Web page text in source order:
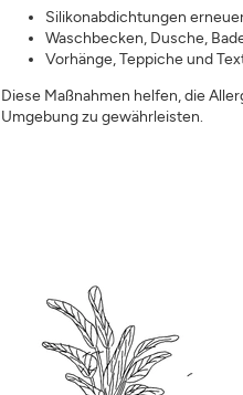
Silikonabdichtungen
Waschbecken, Dusche,
Vorhänge, Teppiche und
Diese Maßnahmen helfen, die
Umgebung zu gewährleisten.